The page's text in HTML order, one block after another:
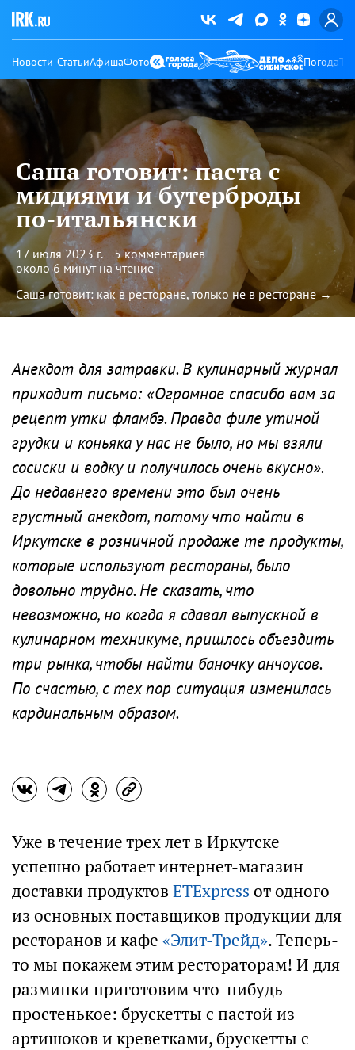
Новости СтатьиАфишаФото Погода
Саша готовит: паста с
мидиями и бутерброды
по-итальянски
17 июля 2023 г.
5 комментариев
около 6 минут на чтение
Саша готовит: как в ресторане, только не в ресторане →
Анекдот для затравки. В кулинарный журнал
приходит письмо: «Огромное спасибо вам за
рецепт утки фламбэ. Правда филе утиной
грудки и коньяка у нас не было, но мы взяли
сосиски и водку и получилось очень вкусно».
До недавнего времени это был очень
грустный анекдот, потому что найти в
Иркутске в розничной продаже те продукты,
которые используют рестораны, было
довольно трудно. Не сказать, что
невозможно, но когда я сдавал выпускной в
кулинарном техникуме, пришлось объездить
три рынка, чтобы найти баночку анчоусов.
По счастью, с тех пор ситуация изменилась
кардинальным образом.
Уже в течение трех лет в Иркутске
успешно работает интернет-магазин
доставки продуктов ETExpress от одного
из основных поставщиков продукции для
ресторанов и кафе «Элит-Трейд». Теперь-
то мы покажем этим рестораторам! И для
разминки приготовим что-нибудь
простенькое: брускетты с пастой из
артишоков и креветками, брускетты с